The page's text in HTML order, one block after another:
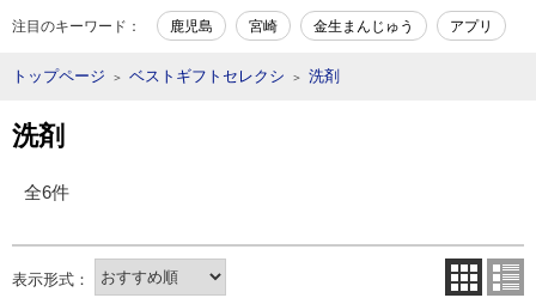
注目のキーワード： 鹿児島 宮崎 金生まんじゅう アプリ
トップページ ＞ ベストギフトセレクシ ＞ 洗剤
洗剤
全6件